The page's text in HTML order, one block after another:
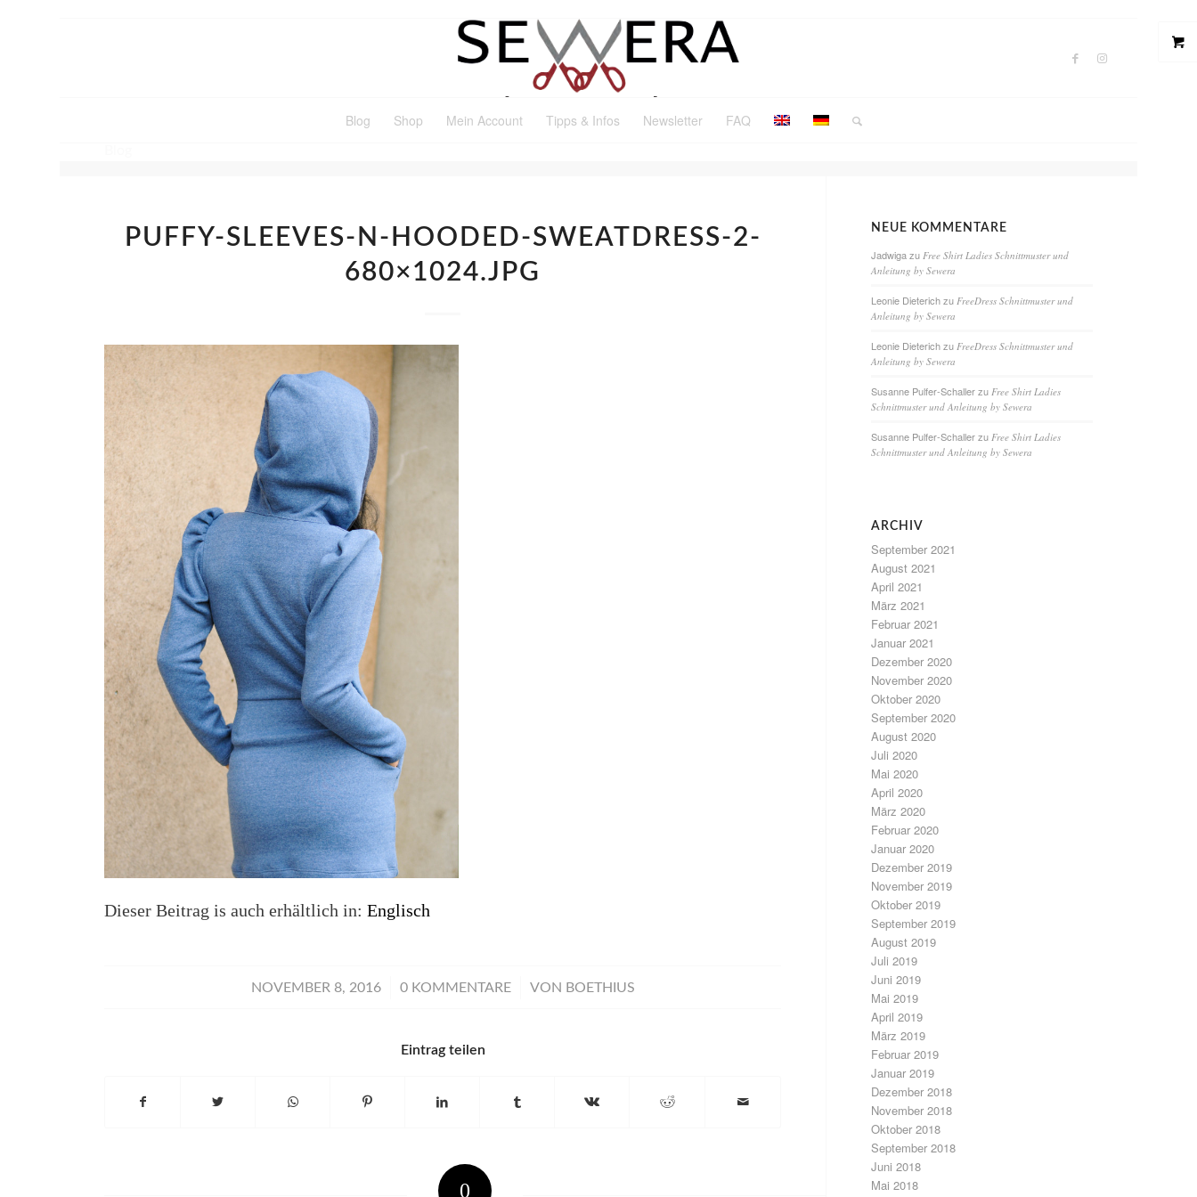
Blog Shop Mein Account Tipps & Infos Newsletter FAQ
PUFFY-SLEEVES-N-HOODED-SWEATDRESS-2-
680×1024.JPG
Dieser Beitrag is auch erhältlich in:Englisch
NOVEMBER 8, 2016
/ 0 KOMMENTARE
/ VON BOETHIUS
Eintrag teilen
0
NEUE KOMMENTARE
Jadwigazu Free Shirt Ladies Schnittmuster und
Anleitung by Sewera
Leonie Dieterichzu FreeDress Schnittmuster und
Anleitung by Sewera
Leonie Dieterichzu FreeDress Schnittmuster und
Anleitung by Sewera
Susanne Pulfer-Schallerzu Free Shirt Ladies
Schnittmuster und Anleitung by Sewera
Susanne Pulfer-Schallerzu Free Shirt Ladies
Schnittmuster und Anleitung by Sewera
ARCHIV
September 2021
August 2021
April 2021
März 2021
Februar 2021
Januar 2021
Dezember 2020
November 2020
Oktober 2020
September 2020
August 2020
Juli 2020
Mai 2020
April 2020
März 2020
Februar 2020
Januar 2020
Dezember 2019
November 2019
Oktober 2019
September 2019
August 2019
Juli 2019
Juni 2019
Mai 2019
April 2019
März 2019
Februar 2019
Januar 2019
Dezember 2018
November 2018
Oktober 2018
September 2018
Juni 2018
Mai 2018